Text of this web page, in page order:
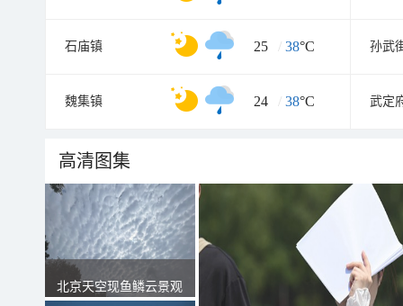
石庙镇 25 / 38°C 孙武
魏集镇 24 / 38°C 武定
高清图集
北京天空现鱼鳞云景观